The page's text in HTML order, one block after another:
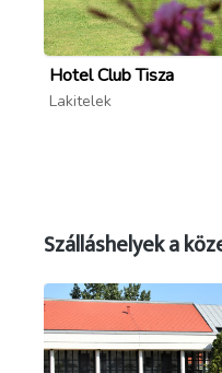
Hotel Club Tisza
Lakitelek
Szálláshelyek a